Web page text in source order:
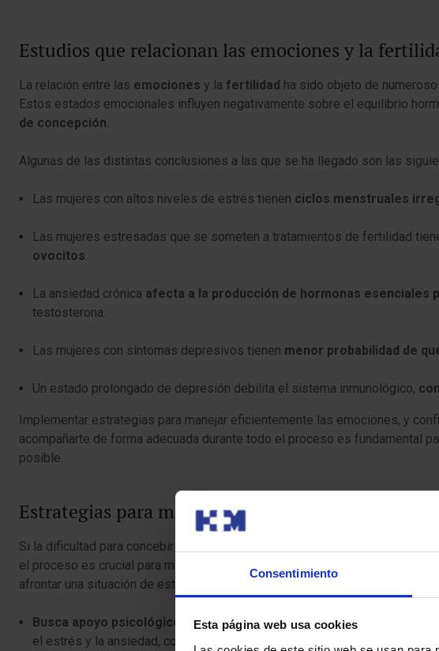
Consentimiento
Esta página web usa cookies
Estudios que relacionan las emociones y la
La relación entre las emociones y la fertilidad ha sido objeto de
Estos estados emocionales influyen negativamente sobre el equilibrio
de concepción.
Algunas de las distintas conclusiones a las que se ha llegado son las
Las mujeres con altos niveles de estrés tienen ciclos menstruales
Las mujeres estresadas que se someten a tratamientos de fertilidad
ovocitos.
La ansiedad crónica afecta a la producción de hormonas esenciales
testosterona.
Las mujeres con síntomas depresivos tienen menor probabilidad de
Un estado prolongado de depresión debilita el sistema inmunológico,
Implementar estrategias para manejar eficientemente las emociones, y
acompañarte de forma adecuada durante todo el proceso es fundamental
posible.
Estrategias para manejar las emociones durante
Si la dificultad para concebir te está haciendo
el proceso es crucial para mejorar las posibilidades de éxito. A
afrontar una situación de este tipo:
Busca apoyo psicológico profesional. Existen psicólogos
el estrés y la ansiedad, como por ejemplo la terapia cognitivo-